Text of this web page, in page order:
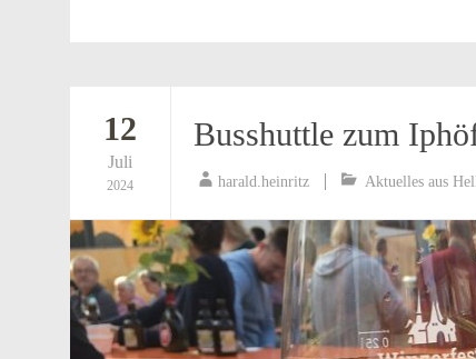
12
Juli
2024
Busshuttle zum
harald.heinritz Aktuelles aus